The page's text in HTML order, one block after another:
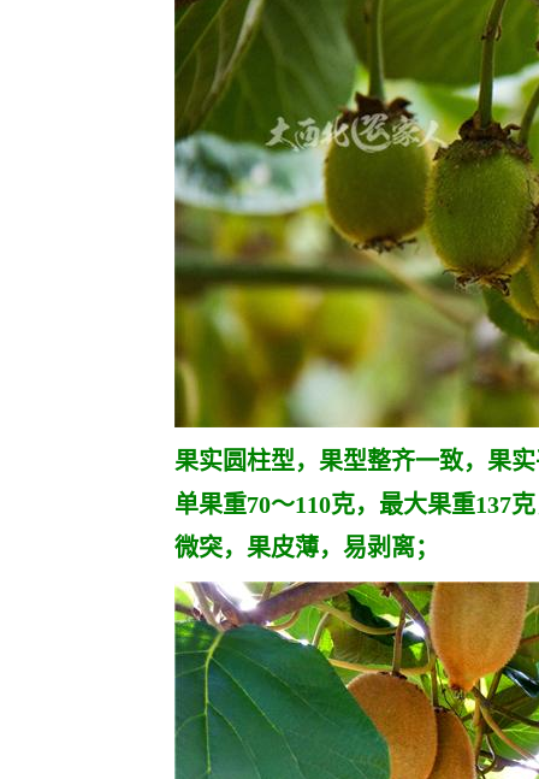
果实圆柱型，果型整齐一致，果
单果重70～110克，最大果重137
微突，果皮薄，易剥离；